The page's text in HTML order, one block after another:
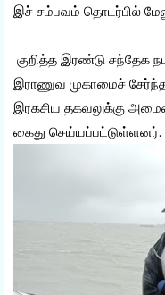
இச் சம்பவம் தொடர்பில்
குறித்த இரண்டு சந்தேக
இராணுவ முகாமைச் சேர்ந்த
இரகசிய தகவலுக்கு
கைது செய்யப்பட்டுள்ளனர்.